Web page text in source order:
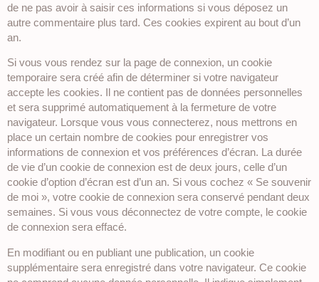
de ne pas avoir à saisir ces informations si vous déposez un
autre commentaire plus tard. Ces cookies expirent au bout d’un
an.
Si vous vous rendez sur la page de connexion, un cookie
temporaire sera créé afin de déterminer si votre navigateur
accepte les cookies. Il ne contient pas de données personnelles
et sera supprimé automatiquement à la fermeture de votre
navigateur. Lorsque vous vous connecterez, nous mettrons en
place un certain nombre de cookies pour enregistrer vos
informations de connexion et vos préférences d’écran. La durée
de vie d’un cookie de connexion est de deux jours, celle d’un
cookie d’option d’écran est d’un an. Si vous cochez « Se souvenir
de moi », votre cookie de connexion sera conservé pendant deux
semaines. Si vous vous déconnectez de votre compte, le cookie
de connexion sera effacé.
En modifiant ou en publiant une publication, un cookie
supplémentaire sera enregistré dans votre navigateur. Ce cookie